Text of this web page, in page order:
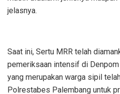
jelasnya.
Saat ini, Sertu MRR telah
pemeriksaan intensif di
yang merupakan warga sipil
Polrestabes Palembang untuk